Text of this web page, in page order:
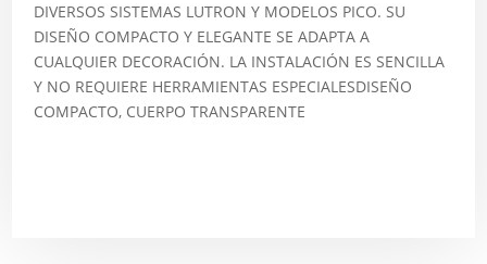
DIVERSOS SISTEMAS LUTRON Y MODELOS PICO. SU
DISEÑO COMPACTO Y ELEGANTE SE ADAPTA A
CUALQUIER DECORACIÓN. LA INSTALACIÓN ES SENCILLA
Y NO REQUIERE HERRAMIENTAS ESPECIALESDISEÑO
COMPACTO, CUERPO TRANSPARENTE